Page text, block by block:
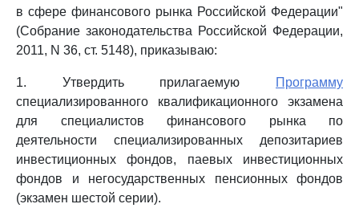
в сфере финансового рынка Российской Федерации"
(Собрание законодательства Российской Федерации,
2011, N 36, ст. 5148), приказываю:
1. Утвердить прилагаемую
Программу
специализированного квалификационного экзамена
для специалистов финансового рынка по
деятельности специализированных депозитариев
инвестиционных фондов, паевых инвестиционных
фондов и негосударственных пенсионных фондов
(экзамен шестой серии).